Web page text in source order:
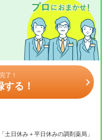
了！
る！
土日休み＋平日休みの調剤薬局」